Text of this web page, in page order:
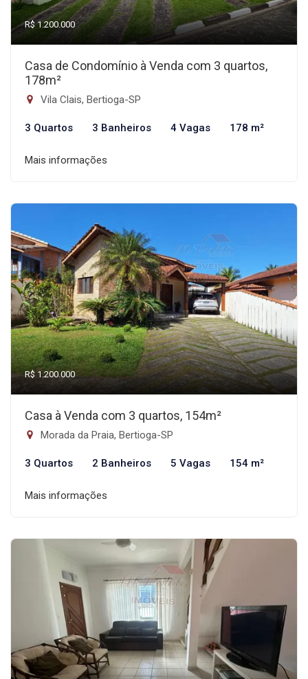
R$ 1.200.000
Casa de Condomínio à Venda com 3 quartos,
178m²
Vila Clais, Bertioga-SP
3 Quartos 3 Banheiros 4 Vagas 178 m²
Mais informações
R$ 1.200.000
Casa à Venda com 3 quartos, 154m²
Morada da Praia, Bertioga-SP
3 Quartos 2 Banheiros 5 Vagas 154 m²
Mais informações